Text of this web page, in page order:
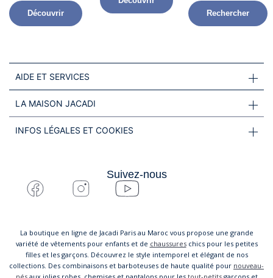
Découvrir Rechercher
AIDE ET SERVICES
LA MAISON JACADI
INFOS LÉGALES ET COOKIES
Suivez-nous
La boutique en ligne de Jacadi Paris au Maroc vous propose une grande
variété de vêtements pour enfants et de chaussureschics pour les petites
filles et les garçons. Découvrez le style intemporel et élégant de nos
collections. Des combinaisons et barboteuses de haute qualité pour nouveau-